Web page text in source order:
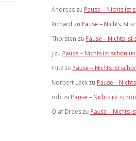
Andreas zu Pause – Nichts ist
Richard zu Pause – Nichts ist
Thorsten zu Pause – Nichts
j zu Pause – Nichts ist schön
Fritz zu Pause – Nichts ist
Norbert Lack zu Pause –
rob zu Pause – Nichts ist
Olaf Drees zu Pause – Nichts